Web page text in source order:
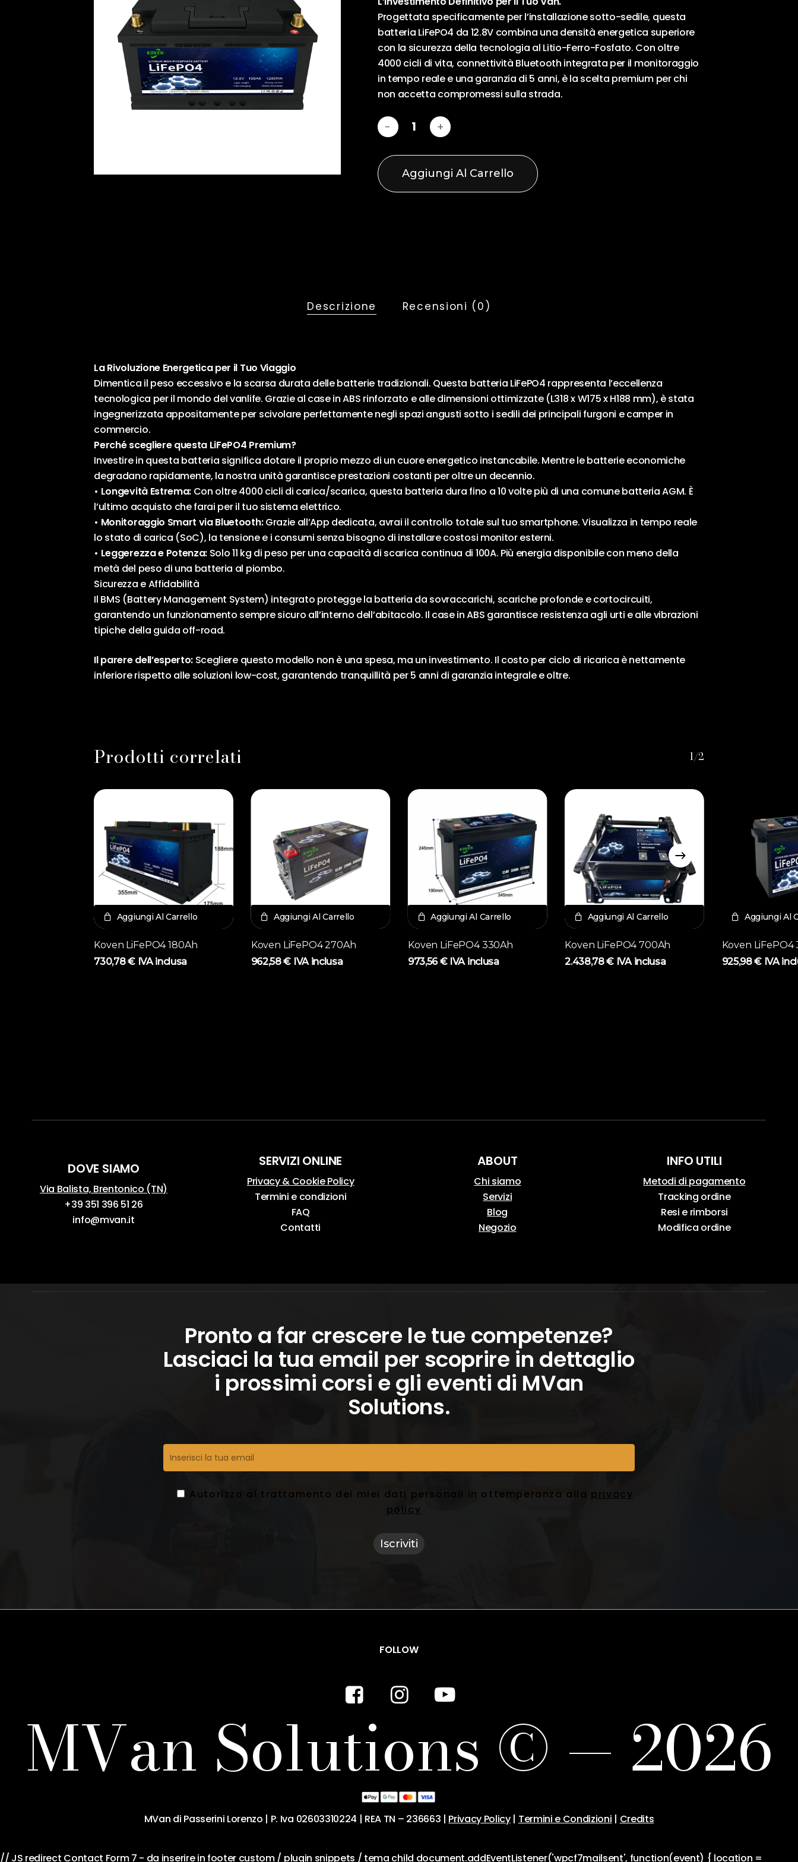
Progettata specificamente per l’installazione sotto-sedile, questa
batteria LiFePO4 da 12.8V combina una densità energetica superiore
con la sicurezza della tecnologia al Litio-Ferro-Fosfato. Con oltre
4000 cicli di vita, connettività Bluetooth integrata per il monitoraggio
in tempo reale e una garanzia di 5 anni, è la scelta premium per chi
non accetta compromessi sulla strada.
Aggiungi Al Carrello
Descrizione Recensioni (0)
La Rivoluzione Energetica per il Tuo Viaggio
Dimentica il peso eccessivo e la scarsa durata delle batterie tradizionali. Questa batteria LiFePO4 rappresenta l’eccellenza
tecnologica per il mondo del vanlife. Grazie al case in ABS rinforzato e alle dimensioni ottimizzate (L318 x W175 x H188 mm), è stata
ingegnerizzata appositamente per scivolare perfettamente negli spazi angusti sotto i sedili dei principali furgoni e camper in
commercio.
Perché scegliere questa LiFePO4 Premium?
Investire in questa batteria significa dotare il proprio mezzo di un cuore energetico instancabile. Mentre le batterie economiche
degradano rapidamente, la nostra unità garantisce prestazioni costanti per oltre un decennio.
• Longevità Estrema: Con oltre 4000 cicli di carica/scarica, questa batteria dura fino a 10 volte più di una comune batteria AGM. È
l’ultimo acquisto che farai per il tuo sistema elettrico.
• Monitoraggio Smart via Bluetooth:Grazie all’App dedicata, avrai il controllo totale sul tuo smartphone. Visualizza in tempo reale
lo stato di carica (SoC), la tensione e i consumi senza bisogno di installare costosi monitor esterni.
• Leggerezza e Potenza: Solo 11 kg di peso per una capacità di scarica continua di 100A. Più energia disponibile con meno della
metà del peso di una batteria al piombo.
Sicurezza e Affidabilità
Il BMS (Battery Management System) integrato protegge la batteria da sovraccarichi, scariche profonde e cortocircuiti,
garantendo un funzionamento sempre sicuro all’interno dell’abitacolo. Il case in ABS garantisce resistenza agli urti e alle vibrazioni
tipiche della guida off-road.
Il parere dell’esperto: Scegliere questo modello non è una spesa, ma un investimento. Il costo per ciclo di ricarica è nettamente
inferiore rispetto alle soluzioni low-cost, garantendo tranquillità per 5 anni di garanzia integrale e oltre.
Prodotti correlati 1/2
Aggiungi Al Carrello
Koven LiFePO4 180Ah
730,78€ IVA inclusa
Aggiungi Al Carrello
Koven LiFePO4 270Ah
962,58€ IVA inclusa
Aggiungi Al Carrello
Koven LiFePO4 330Ah
973,56€ IVA inclusa
Aggiungi Al Carrello
Koven LiFePO4 700Ah
2.438,78€ IVA inclusa
Aggiungi Al
Koven LiFePO4
925,98€ IVA
DOVE SIAMO
Via Balista, Brentonico (TN)
+39 351 396 51 26
info@mvan.it
SERVIZI ONLINE
Privacy & Cookie Policy
Termini e condizioni
FAQ
Contatti
ABOUT
Chi siamo
Servizi
Blog
Negozio
INFO UTILI
Metodi di pagamento
Tracking ordine
Resi e rimborsi
Modifica ordine
Pronto a far crescere le tue competenze?
Lasciaci la tua email per scoprire in dettaglio
i prossimi corsi e gli eventi di MVan
Solutions.
Autorizzo al trattamento dei miei dati personali in ottemperanza alla privacy
policy
FOLLOW
MVan Solutions © — 2026
MVan di Passerini Lorenzo | P. Iva 02603310224 | REA TN – 236663 | Privacy Policy| Termini e Condizioni | Credits
// JS redirect Contact Form 7 - da inserire in footer custom / plugin snippets / tema child document.addEventListener('wpcf7mailsent', function(event) { location =
Salva il mio nome, email e sito web in questo browser per
la prossima volta che commento.